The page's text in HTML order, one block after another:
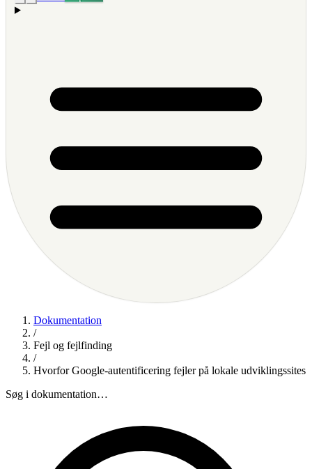
Dokumentation
/
Fejl og fejlfinding
/
Hvorfor Google-autentificering fejler på lokale udviklingssites
Søg i dokumentation…